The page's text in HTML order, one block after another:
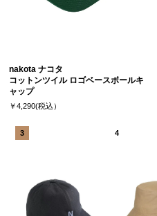
nakota ナコタ
コットンツイル ロゴベースボールキ
ャップ
￥4,290(税込）